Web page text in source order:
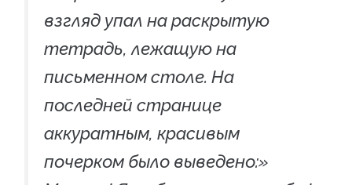
взгляд упал на раскрытую
тетрадь, лежащую на
письменном столе. На
последней странице
аккуратным, красивым
почерком было выведено:»